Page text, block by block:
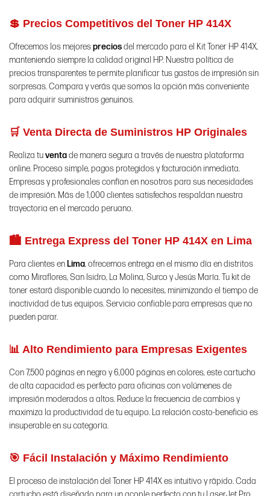
💲 Precios Competitivos del Toner HP 414X
Ofrecemos los mejorespreciosdel mercado para el Kit Toner HP 414X,
manteniendo siempre la calidad original HP. Nuestra política de
precios transparentes te permite planificar tus gastos de impresión sin
sorpresas. Compara y verás que somos la opción más conveniente
para adquirir suministros genuinos.
🛒 Venta Directa de Suministros HP Originales
Realiza tuventade manera segura a través de nuestra plataforma
online. Proceso simple, pagos protegidos y facturación inmediata.
Empresas y profesionales confían en nosotros para sus necesidades
de impresión. Más de 1,000 clientes satisfechos respaldan nuestra
trayectoria en el mercado peruano.
🏙️ Entrega Express del Toner HP 414X en Lima
Para clientes en Lima, ofrecemos entrega en el mismo día en distritos
como Miraflores, San Isidro, La Molina, Surco y Jesús María. Tu kit de
toner estará disponible cuando lo necesites, minimizando el tiempo de
inactividad de tus equipos. Servicio confiable para empresas que no
pueden parar.
📊 Alto Rendimiento para Empresas Exigentes
Con 7,500 páginas en negro y 6,000 páginas en colores, este cartucho
de alta capacidad es perfecto para oficinas con volúmenes de
impresión moderados a altos. Reduce la frecuencia de cambios y
maximiza la productividad de tu equipo. La relación costo-beneficio es
insuperable en su categoría.
🎯 Fácil Instalación y Máximo Rendimiento
El proceso de instalación del Toner HP 414X es intuitivo y rápido. Cada